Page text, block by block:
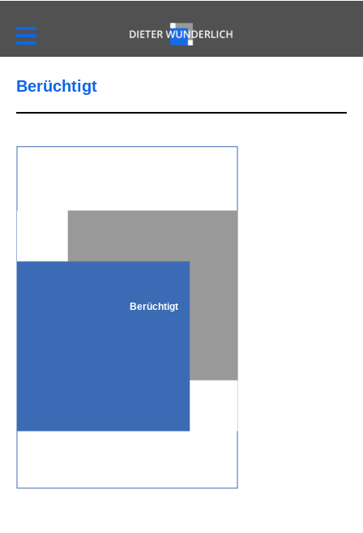
Berüchtigt
Berüchtigt